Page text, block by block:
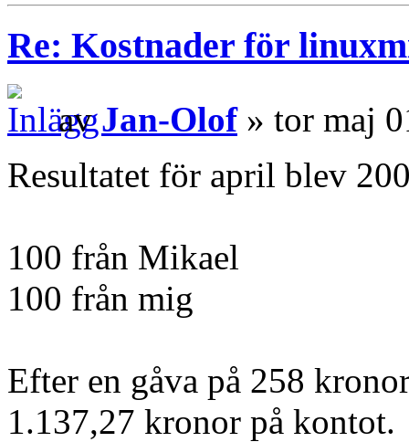
Re: Kostnader för
avJan-Olof» tor maj
Resultatet för april blev
100 från Mikael
100 från mig
Efter en gåva på 258
1.137,27 kronor på kontot.